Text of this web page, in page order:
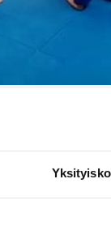
ikäluokat
in